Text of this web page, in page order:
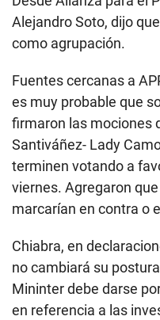
Alejandro Soto, dijo
como agrupación.
Fuentes cercanas a
es muy probable que
firmaron las mociones
Santiváñez- Lady
terminen votando a
viernes. Agregaron
marcarían en contra o
Chiabra, en
no cambiará su
Mininter debe darse
en referencia a las